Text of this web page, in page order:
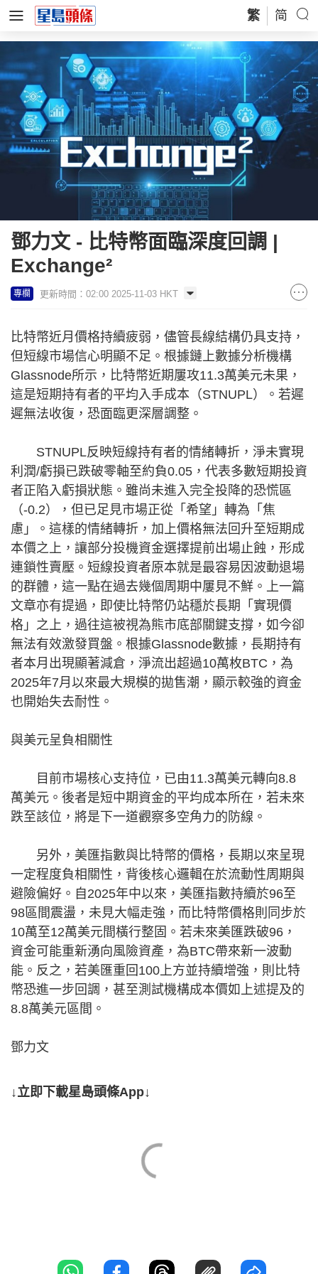
繁 简
鄧力文 - 比特幣面臨深度回調 |
Exchange²
專欄 更新時間：02:00 2025-11-03 HKT
比特幣近月價格持續疲弱，儘管長線結構仍具支持，
但短線市場信心明顯不足。根據鏈上數據分析機構
Glassnode所示，比特幣近期屢攻11.3萬美元未果，
這是短期持有者的平均入手成本（STNUPL）。若遲
遲無法收復，恐面臨更深層調整。
STNUPL反映短線持有者的情緒轉折，淨未實現
利潤/虧損已跌破零軸至約負0.05，代表多數短期投資
者正陷入虧損狀態。雖尚未進入完全投降的恐慌區
（-0.2），但已足見市場正從「希望」轉為「焦
慮」。這樣的情緒轉折，加上價格無法回升至短期成
本價之上，讓部分投機資金選擇提前出場止蝕，形成
連鎖性賣壓。短線投資者原本就是最容易因波動退場
的群體，這一點在過去幾個周期中屢見不鮮。上一篇
文章亦有提過，即使比特幣仍站穩於長期「實現價
格」之上，過往這被視為熊市底部關鍵支撐，如今卻
無法有效激發買盤。根據Glassnode數據，長期持有
者本月出現顯著減倉，淨流出超過10萬枚BTC，為
2025年7月以來最大規模的拋售潮，顯示較強的資金
也開始失去耐性。
與美元呈負相關性
目前市場核心支持位，已由11.3萬美元轉向8.8
萬美元。後者是短中期資金的平均成本所在，若未來
跌至該位，將是下一道觀察多空角力的防線。
另外，美匯指數與比特幣的價格，長期以來呈現
一定程度負相關性，背後核心邏輯在於流動性周期與
避險偏好。自2025年中以來，美匯指數持續於96至
98區間震盪，未見大幅走強，而比特幣價格則同步於
10萬至12萬美元間橫行整固。若未來美匯跌破96，
資金可能重新湧向風險資產，為BTC帶來新一波動
能。反之，若美匯重回100上方並持續增強，則比特
幣恐進一步回調，甚至測試機構成本價如上述提及的
8.8萬美元區間。
鄧力文
↓立即下載星島頭條App↓